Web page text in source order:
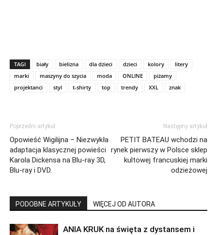
TAGI biały bielizna dla dzieci dzieci kolory
litery
marki
maszyny do szycia moda ONLINE
piżamy
projektanci
styl t-shirty top trendy XXL znak
Poprzedni artykuł
Opowieść Wigilijna – Niezwykła
adaptacja klasycznej powieści
Karola Dickensa na Blu-ray 3D,
Blu-ray i DVD.
Następny artykuł
PETIT BATEAU wchodzi na
rynek pierwszy w Polsce sklep
kultowej francuskiej marki
odzieżowej
PODOBNE ARTYKUŁY WIĘCEJ OD AUTORA
ANIA KRUK na święta z dystansem i